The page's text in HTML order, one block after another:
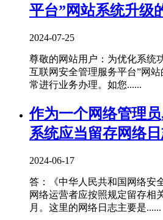
平台”网站系统升级
2024-07-25
尊敬的网站用户：为优化系统
互联网安全管理服务平台”网
常进行业务办理。如您......
作为一个网络管理
系统应当留存网络日
2024-06-17
答：《中华人民共和国网络安
网络运营者应按照规定留存相
月。这里的网络日志主要是......